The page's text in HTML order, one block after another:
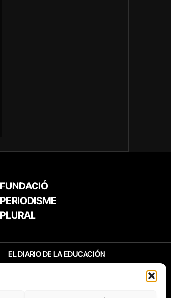
FUNDACIÓ
PERIODISME
PLURAL
EL DIARIO DE LA EDUCACIÓN